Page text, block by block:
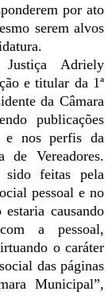
por ato
serem alvos
Adriely
e titular da 1ª
da Câmara
publicações
e nos perfis da
de Vereadores.
sido feitas pela
pessoal e no
causando
a pessoal,
o caráter
das páginas
Municipal”,